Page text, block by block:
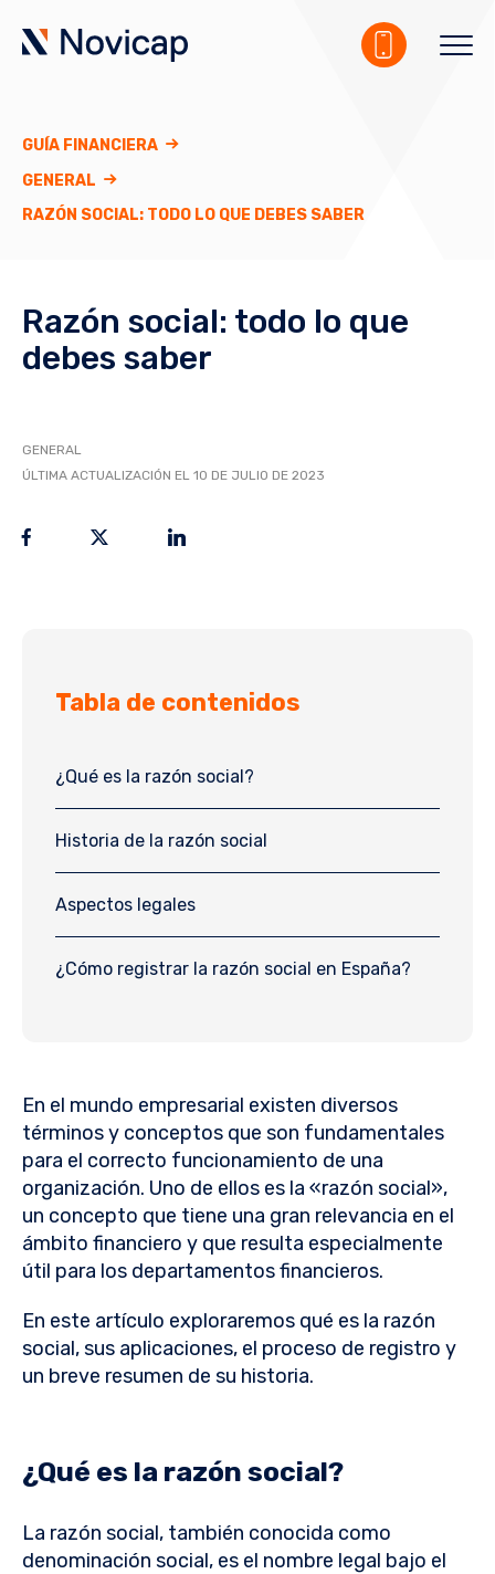
GUÍA FINANCIERA
GENERAL
RAZÓN SOCIAL: TODO LO QUE DEBES SABER
Razón social: todo lo que
debes saber
GENERAL
ÚLTIMA ACTUALIZACIÓN EL 10 DE JULIO DE 2023
Tabla de contenidos
¿Qué es la razón social?
Historia de la razón social
Aspectos legales
¿Cómo registrar la razón social en España?
En el mundo empresarial existen diversos
términos y conceptos que son fundamentales
para el correcto funcionamiento de una
organización. Uno de ellos es la «razón social»,
un concepto que tiene una gran relevancia en el
ámbito financiero y que resulta especialmente
útil para los departamentos financieros.
En este artículo exploraremos qué es la razón
social, sus aplicaciones, el proceso de registro y
un breve resumen de su historia.
¿Qué es la razón social?
La razón social, también conocida como
denominación social, es el nombre legal bajo el